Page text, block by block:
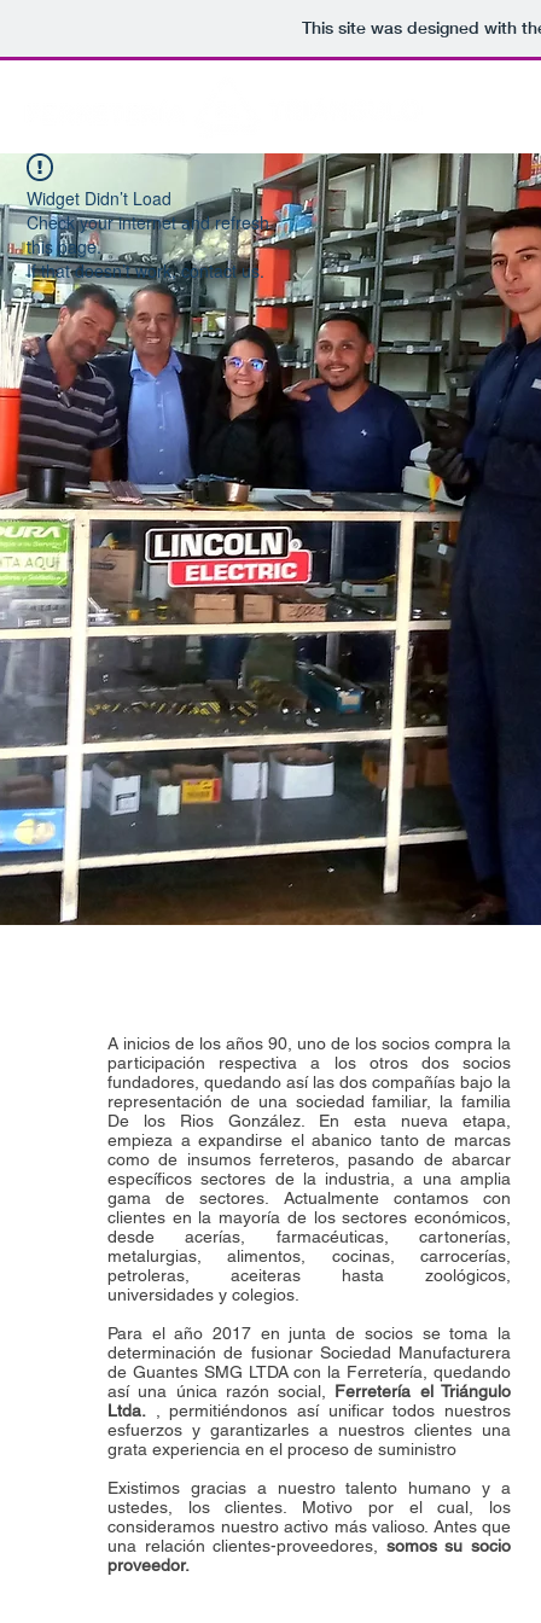
This site was designed with
A inicios de los años 90, uno de los socios compra la
participación respectiva a los otros dos socios
fundadores, quedando así las dos compañías bajo la
representación de una sociedad familiar, la familia
De los Rios González. En esta nueva etapa,
empieza a expandirse el abanico tanto de marcas
como de insumos ferreteros, pasando de abarcar
específicos sectores de la industria, a una amplia
gama de sectores. Actualmente contamos con
clientes en la mayoría de los sectores económicos,
desde acerías, farmacéuticas, cartonerías,
metalurgias, alimentos, cocinas, carrocerías,
petroleras, aceiteras hasta zoológicos,
universidades y colegios.
Para el año 2017 en junta de socios se toma la
determinación de fusionar Sociedad Manufacturera
de Guantes SMG LTDA con la Ferretería, quedando
así una única razón social, Ferretería el Triángulo
Ltda. , permitiéndonos así unificar todos nuestros
esfuerzos y garantizarles a nuestros clientes una
grata experiencia en el proceso de suministro
Existimos gracias a nuestro talento humano y a
ustedes, los clientes. Motivo por el cual, los
consideramos nuestro activo más valioso. Antes que
una relación clientes-proveedores, somos su socio
proveedor.
Widget Didn’t Load
Check your internet and refresh
this page.
If that doesn’t work, contact us.